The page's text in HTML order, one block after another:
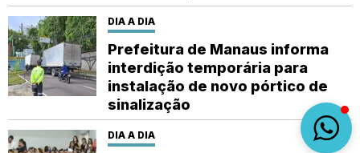
DIA A DIA
Prefeitura de Manaus informa
interdição temporária para
instalação de novo pórtico de
sinalização
DIA A DIA